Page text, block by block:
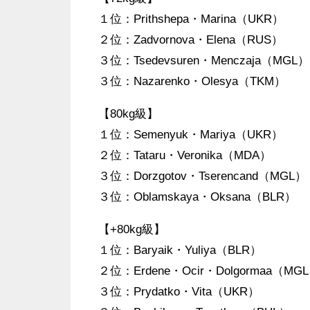
１位：Prithshepa・Marina（UKR）
２位：Zadvornova・Elena（RUS）
３位：Tsedevsuren・Menczaja（MGL）
３位：Nazarenko・Olesya（TKM）
【80kg級】
１位：Semenyuk・Mariya（UKR）
２位：Tataru・Veronika（MDA）
３位：Dorzgotov・Tserencand（MGL）
３位：Oblamskaya・Oksana（BLR）
【+80kg級】
１位：Baryaik・Yuliya（BLR）
２位：Erdene・Ocir・Dolgormaa（
３位：Prydatko・Vita（UKR）